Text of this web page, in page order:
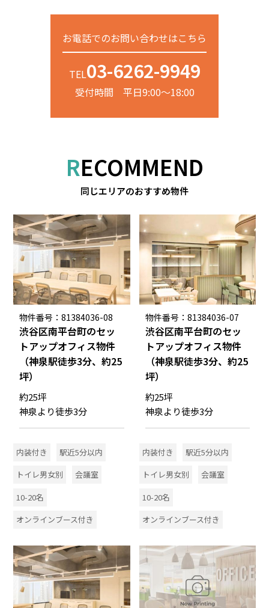
お電話でのお問い合わせはこちら
TEL03-6262-9949
受付時間 平日9:00～18:00
RECOMMEND
同じエリアのおすすめ物件
物件番号：81384036-08
渋谷区南平台町のセッ
トアップオフィス物件
（神泉駅徒歩3分、約25
坪）
約25坪
神泉より徒歩3分
内装付き
駅近5分以内
トイレ男女別
会議室
10-20名
オンラインブース付き
物件番号：81384036-07
渋谷区南平台町のセッ
トアップオフィス物件
（神泉駅徒歩3分、約25
坪）
約25坪
神泉より徒歩3分
内装付き
駅近5分以内
トイレ男女別
会議室
10-20名
オンラインブース付き